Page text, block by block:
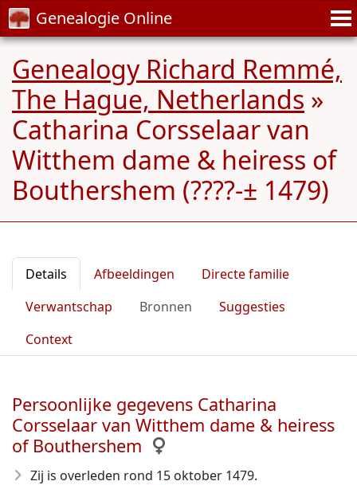
Genealogie Online
Genealogy Richard Remmé,
The Hague, Netherlands »
Catharina Corsselaar van
Witthem dame & heiress of
Bouthershem (????-± 1479)
Details Afbeeldingen
Directe familie
Verwantschap
Bronnen
Suggesties
Context
Persoonlijke gegevens Catharina
Corsselaar van Witthem dame & heiress
of Bouthershem
Zij is overleden rond 15 oktober 1479.